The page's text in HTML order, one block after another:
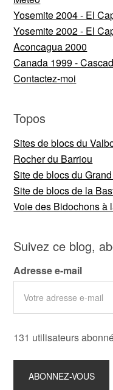
Yosemite 2004 - El
Yosemite 2002 - El
Aconcagua 2000
Canada 1999 -
Contactez-moi
Topos
Sites de blocs du
Rocher du Barriou
Site de blocs du
Site de blocs de la
Voie des Bidochons à
Suivez ce blog,
Adresse e-mail
131 utilisateurs